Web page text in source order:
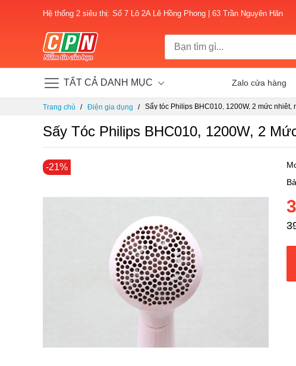
Hệ thống 2 siêu thị: Số 7 Lô 2A Lê Hồng Phong | 63 Trần Nguyên Hãn
TẤT CẢ DANH MỤC Zalo cửa hàng
Trang chủ Điện gia dụng Sấy tóc Philips BHC010, 1200W, 2 mức nhiệt,
Sấy Tóc Philips BHC010, 1200W, 2
Chuyển
đến
đầu
-21%